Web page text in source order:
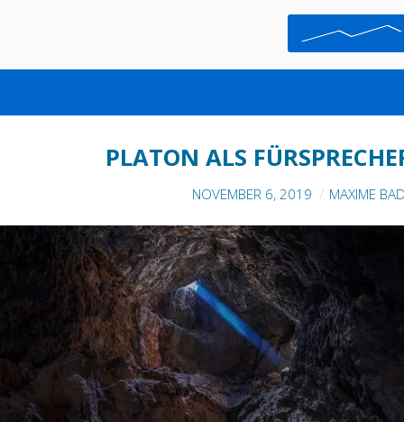
PLATON ALS
NOVEMBER 6, 2019 MAXIME